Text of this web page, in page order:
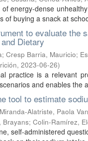
energy-dense
of buying a snack at
to evaluate the
Dietary
; Cresp Barria, Mauricio;
, 2023-06-26)
practice is a relevant
and enables the
tool to estimate
Miranda-Alatriste, Paola
Brayans; Colin-Ramírez,
self-administered